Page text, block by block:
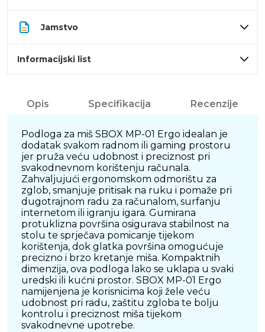
Jamstvo
Informacijski list
Opis Specifikacija Recenzije
Podloga za miš SBOX MP-01 Ergo idealan je
dodatak svakom radnom ili gaming prostoru
jer pruža veću udobnost i preciznost pri
svakodnevnom korištenju računala.
Zahvaljujući ergonomskom odmorištu za
zglob, smanjuje pritisak na ruku i pomaže pri
dugotrajnom radu za računalom, surfanju
internetom ili igranju igara. Gumirana
protuklizna površina osigurava stabilnost na
stolu te sprječava pomicanje tijekom
korištenja, dok glatka površina omogućuje
precizno i brzo kretanje miša. Kompaktnih
dimenzija, ova podloga lako se uklapa u svaki
uredski ili kućni prostor. SBOX MP-01 Ergo
namijenjena je korisnicima koji žele veću
udobnost pri radu, zaštitu zgloba te bolju
kontrolu i preciznost miša tijekom
svakodnevne upotrebe.